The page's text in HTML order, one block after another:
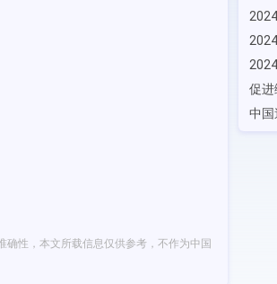
性，本文所载信息仅供参考，不作为中国